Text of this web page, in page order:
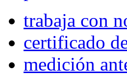
trabaja con
certificado
medición